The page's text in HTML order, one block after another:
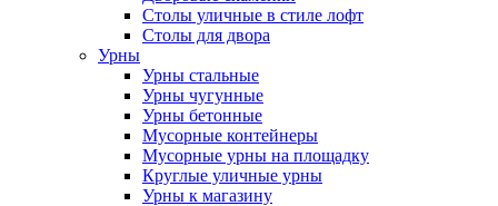
Столы уличные в стиле лофт
Столы для двора
Урны
Урны стальные
Урны чугунные
Урны бетонные
Мусорные контейнеры
Мусорные урны на площадку
Круглые уличные урны
Урны к магазину